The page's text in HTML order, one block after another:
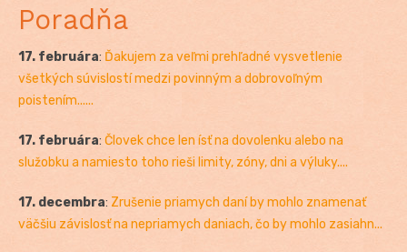
Poradňa
17. februára: Ďakujem za veľmi prehľadné vysvetlenie
všetkých súvislostí medzi povinným a dobrovoľným
poistením......
17. februára: Človek chce len ísť na dovolenku alebo na
služobku a namiesto toho rieši limity, zóny, dni a výluky....
17. decembra: Zrušenie priamych daní by mohlo znamenať
väčšiu závislosť na nepriamych daniach, čo by mohlo zasiahn...